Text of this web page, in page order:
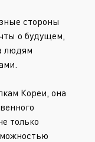
стороны
о будущем,
людям
Кореи, она
только